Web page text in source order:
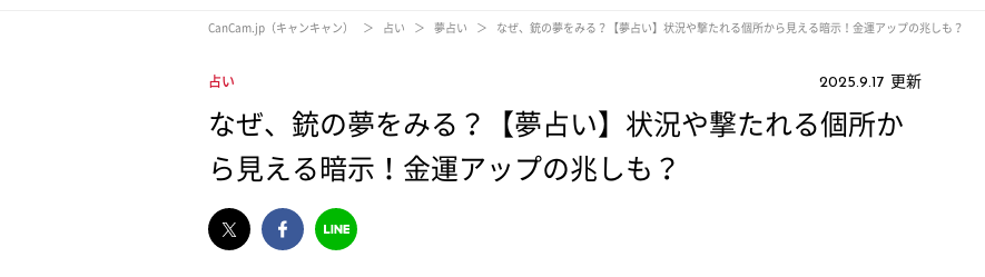
CanCam.jp（キャンキャン） 占い 夢占い なぜ、銃の夢をみる？【夢占い】状況や撃たれる個所から見える暗示！金運アップの兆しも？
占い 2025.9.17 更新
なぜ、銃の夢をみる？【夢占い】状況や撃たれる個所か
ら見える暗示！金運アップの兆しも？